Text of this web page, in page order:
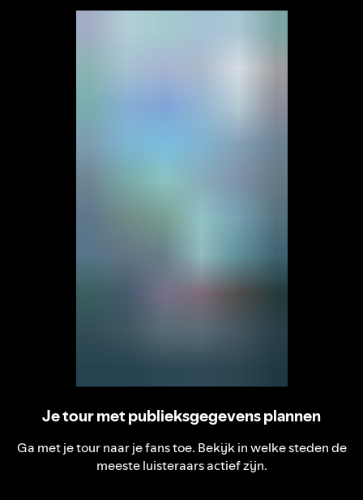
Je tour met publieksgegevens plannen
Ga met je tour naar je fans toe. Bekijk in welke steden de
meeste luisteraars actief zijn.